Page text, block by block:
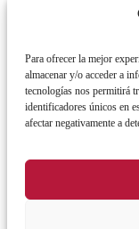
Para ofrecer la mejor
almacenar y/o acceder a
tecnologías nos permitirá
identificadores únicos en
afectar negativamente a